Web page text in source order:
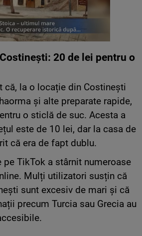
20 de lei pentru o
că, la o locație din Costinești
și alte preparate rapide,
o sticlă de suc. Acesta a
este de 10 lei, dar la casa de
că era de fapt dublu.
TikTok a stârnit numeroase
Mulți utilizatori susțin că
sunt excesiv de mari și că
precum Turcia sau Grecia au